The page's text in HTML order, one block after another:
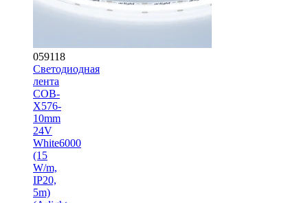
059118
Светодиодная
лента
COB-
X576-
10mm
24V
White6000
(15
W/m,
IP20,
5m)